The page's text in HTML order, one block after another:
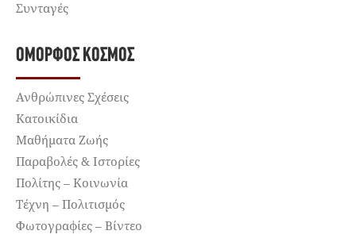
Συνταγές
ΌΜΟΡΦΟΣ ΚΌΣΜΟΣ
Ανθρώπινες Σχέσεις
Κατοικίδια
Μαθήματα Ζωής
Παραβολές & Ιστορίες
Πολίτης – Κοινωνία
Τέχνη – Πολιτισμός
Φωτογραφίες – Βίντεο